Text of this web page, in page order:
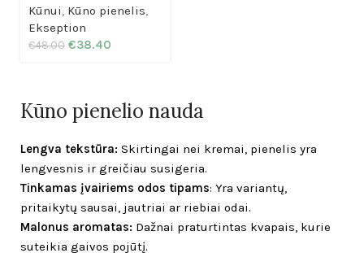
Kūnui, Kūno pienelis,
Ekseption
€48.00 €38.40
Kūno pienelio nauda
Lengva tekstūra: Skirtingai nei kremai, pienelis yra
lengvesnis ir greičiau susigeria.
Tinkamas įvairiems odos tipams: Yra variantų,
pritaikytų sausai, jautriai ar riebiai odai.
Malonus aromatas: Dažnai praturtintas kvapais, kurie
suteikia gaivos pojūtį.